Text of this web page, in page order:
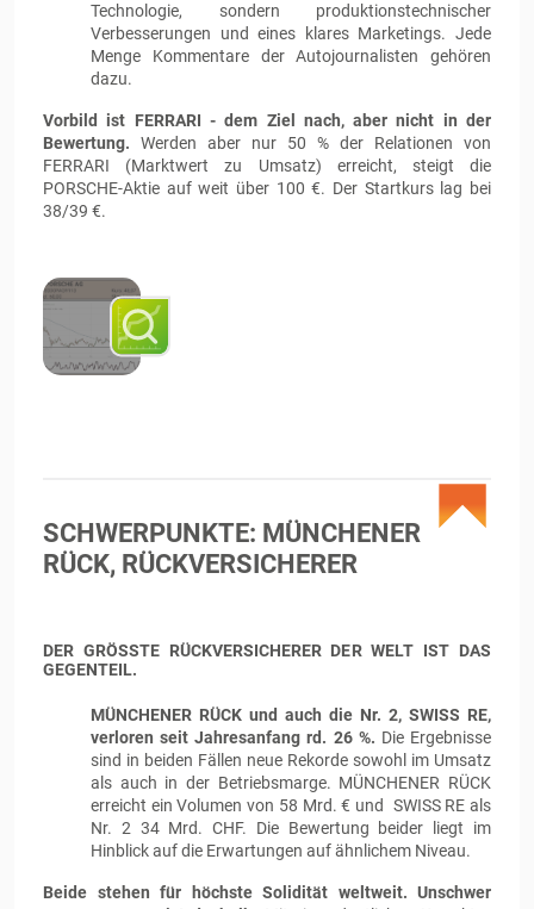
Technologie, sondern produktionstechnischer
Verbesserungen und eines klares Marketings. Jede
Menge Kommentare der Autojournalisten gehören
dazu.
Vorbild ist FERRARI - dem Ziel nach, aber nicht in der
Bewertung. Werden aber nur 50 % der Relationen von
FERRARI (Marktwert zu Umsatz) erreicht, steigt die
PORSCHE-Aktie auf weit über 100 €. Der Startkurs lag bei
38/39 €.
SCHWERPUNKTE: MÜNCHENER
RÜCK, RÜCKVERSICHERER
DER GRÖSSTE RÜCKVERSICHERER DER WELT IST DAS G
EGENTEIL.
MÜNCHENER RÜCK und auch die Nr. 2, SWISS RE,
verloren seit Jahresanfang rd. 26 %. Die Ergebnisse
sind in beiden Fällen neue Rekorde sowohl im Umsatz
als auch in der Betriebsmarge. MÜNCHENER RÜCK
erreicht ein Volumen von 58 Mrd. € und SWISS RE als
Nr. 2 34 Mrd. CHF. Die Bewertung beider liegt im
Hinblick auf die Erwartungen auf ähnlichem Niveau.
Beide stehen für höchste Solidität weltweit. Unschwer